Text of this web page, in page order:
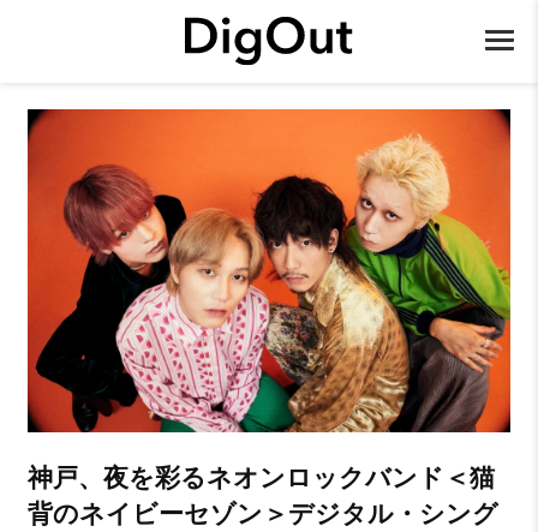
神戸、夜を彩るネオンロックバンド＜猫
背のネイビーセゾン＞デジタル・シング